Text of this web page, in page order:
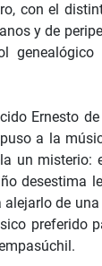
con el
y de
Ernesto
a la
un misterio:
desestima
de
preferido